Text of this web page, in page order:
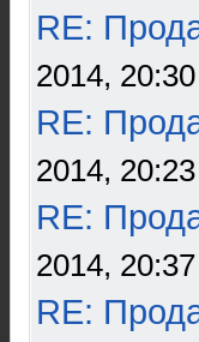
RE:
2014, 20:30
RE:
2014, 20:23
RE:
2014, 20:37
RE: